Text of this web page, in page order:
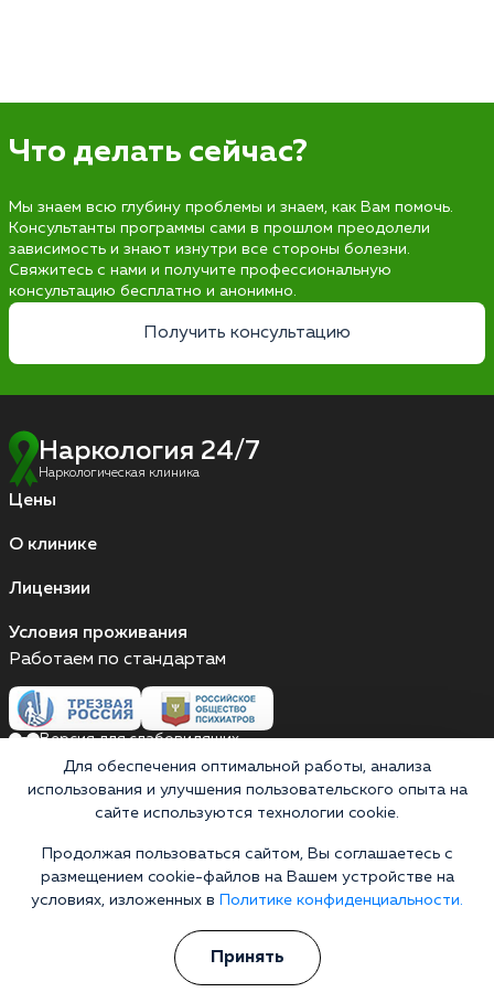
Что делать сейчас?
Мы знаем всю глубину проблемы и знаем, как Вам помочь.
Консультанты программы сами в прошлом преодолели
зависимость и знают изнутри все стороны болезни.
Свяжитесь с нами и получите профессиональную
консультацию бесплатно и анонимно.
Получить консультацию
Наркология 24/7
Наркологическая клиника
Цены
О клинике
Лицензии
Условия проживания
Россия, Республика Татарстан, Азнакаево, улица
Работаем по стандартам
Версия для слабовидящих
Мы принимаем к оплате
Карты МИР Наличные
Для обеспечения оптимальной работы, анализа
использования и улучшения пользовательского опыта на
сайте используются технологии cookie.
Продолжая пользоваться сайтом, Вы соглашаетесь с
размещением cookie-файлов на Вашем устройстве на
условиях, изложенных в
Политике конфиденциальности.
Принять